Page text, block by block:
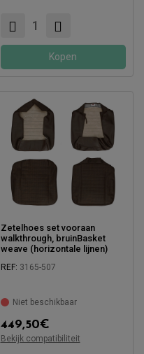
Kopen
Zetelhoes set vooraan
walkthrough, bruinBasket
weave (horizontale lijnen)
REF: 3165-507
Niet beschikbaar
449,50€
Bekijk compatibiliteit
Compatibel met: